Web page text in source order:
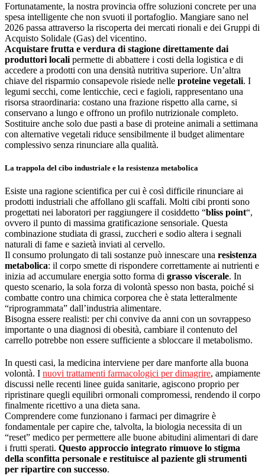
Fortunatamente, la nostra provincia offre soluzioni concrete per una
spesa intelligente che non svuoti il portafoglio. Mangiare sano nel
2026 passa attraverso la riscoperta dei mercati rionali e dei Gruppi di
Acquisto Solidale (Gas) del vicentino.
Acquistare frutta e verdura di stagione direttamente dai
produttori locali permette di abbattere i costi della logistica e di
accedere a prodotti con una densità nutritiva superiore. Un’altra
chiave del risparmio consapevole risiede nelle proteine vegetali. I
legumi secchi, come lenticchie, ceci e fagioli, rappresentano una
risorsa straordinaria: costano una frazione rispetto alla carne, si
conservano a lungo e offrono un profilo nutrizionale completo.
Sostituire anche solo due pasti a base di proteine animali a settimana
con alternative vegetali riduce sensibilmente il budget alimentare
complessivo senza rinunciare alla qualità.
La trappola del cibo industriale e la resistenza metabolica
Esiste una ragione scientifica per cui è così difficile rinunciare ai
prodotti industriali che affollano gli scaffali. Molti cibi pronti sono
progettati nei laboratori per raggiungere il cosiddetto “bliss point“,
ovvero il punto di massima gratificazione sensoriale. Questa
combinazione studiata di grassi, zuccheri e sodio altera i segnali
naturali di fame e sazietà inviati al cervello.
Il consumo prolungato di tali sostanze può innescare una resistenza
metabolica: il corpo smette di rispondere correttamente ai nutrienti e
inizia ad accumulare energia sotto forma di grasso viscerale. In
questo scenario, la sola forza di volontà spesso non basta, poiché si
combatte contro una chimica corporea che è stata letteralmente
“riprogrammata” dall’industria alimentare.
Bisogna essere realisti: per chi convive da anni con un sovrappeso
importante o una diagnosi di obesità, cambiare il contenuto del
carrello potrebbe non essere sufficiente a sbloccare il metabolismo.
In questi casi, la medicina interviene per dare manforte alla buona
volontà. I nuovi trattamenti farmacologici per dimagrire, ampiamente
discussi nelle recenti linee guida sanitarie, agiscono proprio per
ripristinare quegli equilibri ormonali compromessi, rendendo il corpo
finalmente ricettivo a una dieta sana.
Comprendere come funzionano i farmaci per dimagrire è
fondamentale per capire che, talvolta, la biologia necessita di un
“reset” medico per permettere alle buone abitudini alimentari di dare
i frutti sperati. Questo approccio integrato rimuove lo stigma
della sconfitta personale e restituisce al paziente gli strumenti
per ripartire con successo.